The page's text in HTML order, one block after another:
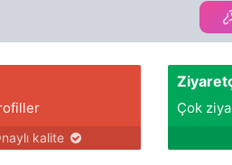
surrounding myself with
good energy. I am clear
kalite
Çok